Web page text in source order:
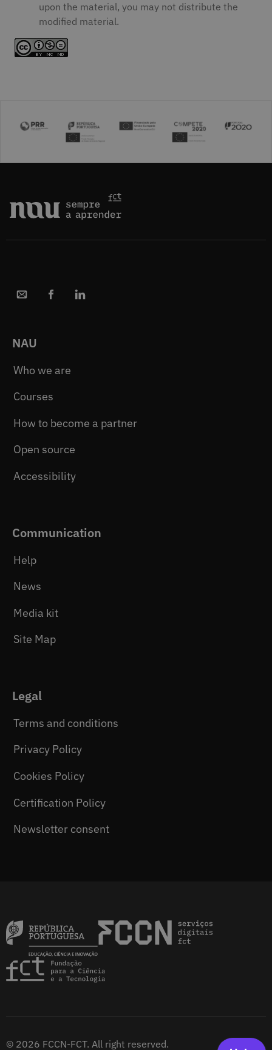
upon the material, you may not distribute the
modified material.
NAU
Who we are
Courses
How to become a partner
Open source
Accessibility
Communication
Help
News
Media kit
Site Map
Legal
Terms and conditions
Privacy Policy
Cookies Policy
Certification Policy
Newsletter consent
© 2026 FCCN-FCT. All right reserved.